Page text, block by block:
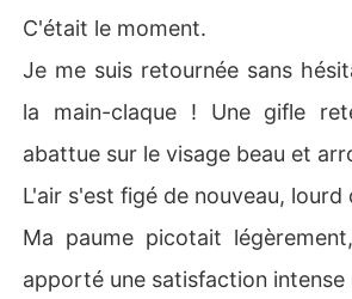
C'était le moment.
Je me suis retournée sans
la main-claque ! Une gifle
abattue sur le visage beau et
L'air s'est figé de nouveau, lourd
Ma paume picotait
apporté une satisfaction intense